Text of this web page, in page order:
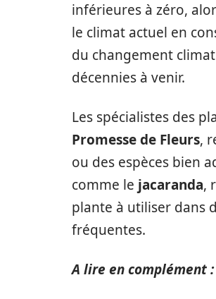
inférieures à zéro,
le climat actuel en
du changement
décennies à venir.
Les spécialistes des
Promesse de Fleurs,
ou des espèces bien
comme le jacaranda,
plante à utiliser dans
fréquentes.
A lire en complément :